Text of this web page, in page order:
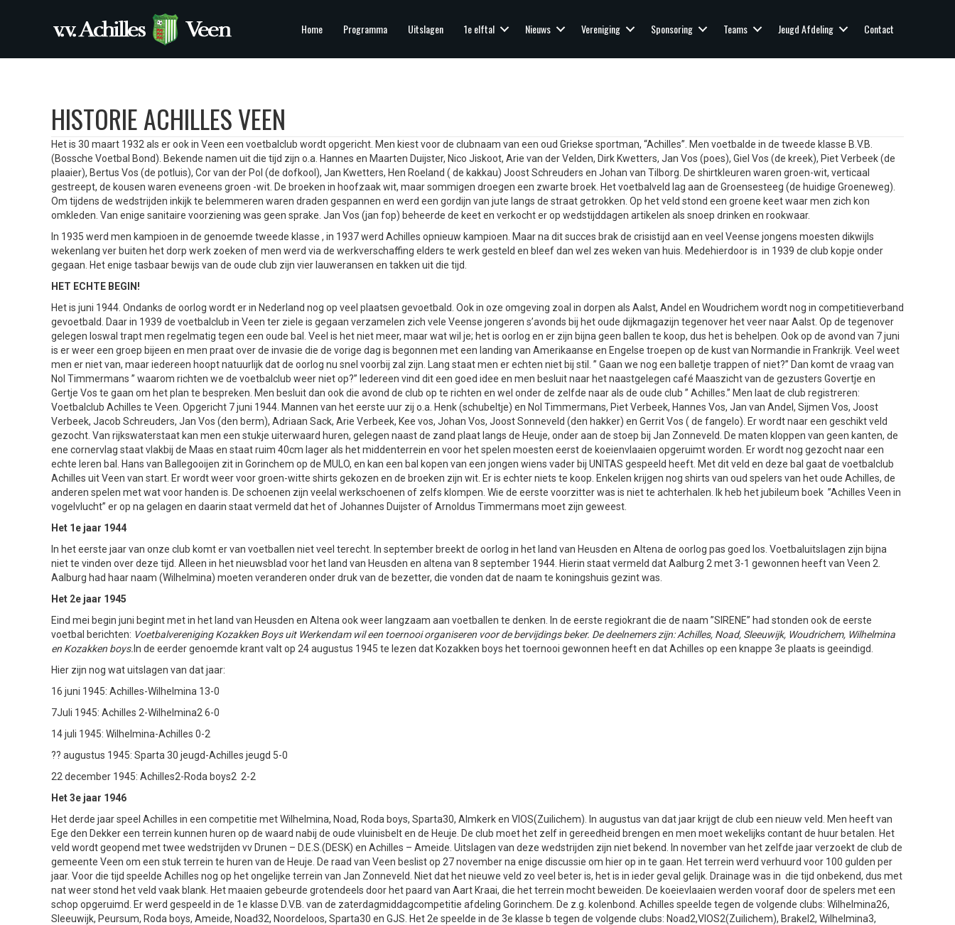
Home Programma Uitslagen 1e elftal Nieuws Vereniging Sponsoring Teams Jeugd Afdeling Contact
HISTORIE ACHILLES VEEN
Het is 30 maart 1932 als er ook in Veen een voetbalclub wordt opgericht. Men kiest voor de clubnaam van een oud Griekse sportman, “Achilles”. Men voetbalde in de tweede klasse B.V.B.
(Bossche Voetbal Bond). Bekende namen uit die tijd zijn o.a. Hannes en Maarten Duijster, Nico Jiskoot, Arie van der Velden, Dirk Kwetters, Jan Vos (poes), Giel Vos (de kreek), Piet Verbeek (de
plaaier), Bertus Vos (de potluis), Cor van der Pol (de dofkool), Jan Kwetters, Hen Roeland ( de kakkau) Joost Schreuders en Johan van Tilborg. De shirtkleuren waren groen-wit, verticaal
gestreept, de kousen waren eveneens groen -wit. De broeken in hoofzaak wit, maar sommigen droegen een zwarte broek. Het voetbalveld lag aan de Groensesteeg (de huidige Groeneweg).
Om tijdens de wedstrijden inkijk te belemmeren waren draden gespannen en werd een gordijn van jute langs de straat getrokken. Op het veld stond een groene keet waar men zich kon
omkleden. Van enige sanitaire voorziening was geen sprake. Jan Vos (jan fop) beheerde de keet en verkocht er op wedstijddagen artikelen als snoep drinken en rookwaar.
In 1935 werd men kampioen in de genoemde tweede klasse , in 1937 werd Achilles opnieuw kampioen. Maar na dit succes brak de crisistijd aan en veel Veense jongens moesten dikwijls
wekenlang ver buiten het dorp werk zoeken of men werd via de werkverschaffing elders te werk gesteld en bleef dan wel zes weken van huis. Medehierdoor is in 1939 de club kopje onder
gegaan. Het enige tasbaar bewijs van de oude club zijn vier lauweransen en takken uit die tijd.
HET ECHTE BEGIN!
Het is juni 1944. Ondanks de oorlog wordt er in Nederland nog op veel plaatsen gevoetbald. Ook in oze omgeving zoal in dorpen als Aalst, Andel en Woudrichem wordt nog in competitieverband
gevoetbald. Daar in 1939 de voetbalclub in Veen ter ziele is gegaan verzamelen zich vele Veense jongeren s’avonds bij het oude dijkmagazijn tegenover het veer naar Aalst. Op de tegenover
gelegen loswal trapt men regelmatig tegen een oude bal. Veel is het niet meer, maar wat wil je; het is oorlog en er zijn bijna geen ballen te koop, dus het is behelpen. Ook op de avond van 7 juni
is er weer een groep bijeen en men praat over de invasie die de vorige dag is begonnen met een landing van Amerikaanse en Engelse troepen op de kust van Normandie in Frankrijk. Veel weet
men er niet van, maar iedereen hoopt natuurlijk dat de oorlog nu snel voorbij zal zijn. Lang staat men er echten niet bij stil. ” Gaan we nog een balletje trappen of niet?” Dan komt de vraag van
Nol Timmermans ” waarom richten we de voetbalclub weer niet op?” Iedereen vind dit een goed idee en men besluit naar het naastgelegen café Maaszicht van de gezusters Govertje en
Gertje Vos te gaan om het plan te bespreken. Men besluit dan ook die avond de club op te richten en wel onder de zelfde naar als de oude club ” Achilles.” Men laat de club registreren:
Voetbalclub Achilles te Veen. Opgericht 7 juni 1944. Mannen van het eerste uur zij o.a. Henk (schubeltje) en Nol Timmermans, Piet Verbeek, Hannes Vos, Jan van Andel, Sijmen Vos, Joost
Verbeek, Jacob Schreuders, Jan Vos (den berm), Adriaan Sack, Arie Verbeek, Kee vos, Johan Vos, Joost Sonneveld (den hakker) en Gerrit Vos ( de fangelo). Er wordt naar een geschikt veld
gezocht. Van rijkswaterstaat kan men een stukje uiterwaard huren, gelegen naast de zand plaat langs de Heuje, onder aan de stoep bij Jan Zonneveld. De maten kloppen van geen kanten, de
ene cornervlag staat vlakbij de Maas en staat ruim 40cm lager als het middenterrein en voor het spelen moesten eerst de koeienvlaaien opgeruimt worden. Er wordt nog gezocht naar een
echte leren bal. Hans van Ballegooijen zit in Gorinchem op de MULO, en kan een bal kopen van een jongen wiens vader bij UNITAS gespeeld heeft. Met dit veld en deze bal gaat de voetbalclub
Achilles uit Veen van start. Er wordt weer voor groen-witte shirts gekozen en de broeken zijn wit. Er is echter niets te koop. Enkelen krijgen nog shirts van oud spelers van het oude Achilles, de
anderen spelen met wat voor handen is. De schoenen zijn veelal werkschoenen of zelfs klompen. Wie de eerste voorzitter was is niet te achterhalen. Ik heb het jubileum boek ”Achilles Veen in
vogelvlucht” er op na gelagen en daarin staat vermeld dat het of Johannes Duijster of Arnoldus Timmermans moet zijn geweest.
Het 1e jaar 1944
In het eerste jaar van onze club komt er van voetballen niet veel terecht. In september breekt de oorlog in het land van Heusden en Altena de oorlog pas goed los. Voetbaluitslagen zijn bijna
niet te vinden over deze tijd. Alleen in het nieuwsblad voor het land van Heusden en altena van 8 september 1944. Hierin staat vermeld dat Aalburg 2 met 3-1 gewonnen heeft van Veen 2.
Aalburg had haar naam (Wilhelmina) moeten veranderen onder druk van de bezetter, die vonden dat de naam te koningshuis gezint was.
Het 2e jaar 1945
Eind mei begin juni begint met in het land van Heusden en Altena ook weer langzaam aan voetballen te denken. In de eerste regiokrant die de naam ”SIRENE” had stonden ook de eerste
voetbal berichten: Voetbalvereniging Kozakken Boys uit Werkendam wil een toernooi organiseren voor de bervijdings beker. De deelnemers zijn: Achilles, Noad, Sleeuwijk, Woudrichem, Wilhelmina
en Kozakken boys. In de eerder genoemde krant valt op 24 augustus 1945 te lezen dat Kozakken boys het toernooi gewonnen heeft en dat Achilles op een knappe 3e plaats is geeindigd.
Hier zijn nog wat uitslagen van dat jaar:
16 juni 1945: Achilles-Wilhelmina 13-0
7Juli 1945: Achilles 2-Wilhelmina2 6-0
14 juli 1945: Wilhelmina-Achilles 0-2
?? augustus 1945: Sparta 30 jeugd-Achilles jeugd 5-0
22 december 1945: Achilles2-Roda boys2 2-2
Het 3e jaar 1946
Het derde jaar speel Achilles in een competitie met Wilhelmina, Noad, Roda boys, Sparta30, Almkerk en VIOS(Zuilichem). In augustus van dat jaar krijgt de club een nieuw veld. Men heeft van
Ege den Dekker een terrein kunnen huren op de waard nabij de oude vluinisbelt en de Heuje. De club moet het zelf in gereedheid brengen en men moet wekelijks contant de huur betalen. Het
veld wordt geopend met twee wedstrijden vv Drunen – D.E.S.(DESK) en Achilles – Ameide. Uitslagen van deze wedstrijden zijn niet bekend. In november van het zelfde jaar verzoekt de club de
gemeente Veen om een stuk terrein te huren van de Heuje. De raad van Veen beslist op 27 november na enige discussie om hier op in te gaan. Het terrein werd verhuurd voor 100 gulden per
jaar. Voor die tijd speelde Achilles nog op het ongelijke terrein van Jan Zonneveld. Niet dat het nieuwe veld zo veel beter is, het is in ieder geval gelijk. Drainage was in die tijd onbekend, dus met
nat weer stond het veld vaak blank. Het maaien gebeurde grotendeels door het paard van Aart Kraai, die het terrein mocht beweiden. De koeievlaaien werden vooraf door de spelers met een
schop opgeruimd. Er werd gespeeld in de 1e klasse D.V.B. van de zaterdagmiddagcompetitie afdeling Gorinchem. De z.g. kolenbond. Achilles speelde tegen de volgende clubs: Wilhelmina26,
Sleeuwijk, Peursum, Roda boys, Ameide, Noad32, Noordeloos, Sparta30 en GJS. Het 2e speelde in de 3e klasse b tegen de volgende clubs: Noad2,VIOS2(Zuilichem), Brakel2, Wilhelmina3,